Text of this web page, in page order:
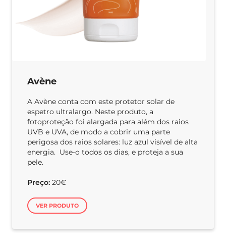
Avène
A Avène conta com este protetor solar de
espetro ultralargo. Neste produto, a
fotoproteção foi alargada para além dos raios
UVB e UVA, de modo a cobrir uma parte
perigosa dos raios solares: luz azul visível de alta
energia. Use-o todos os dias, e proteja a sua
pele.
Preço: 20€
VER PRODUTO